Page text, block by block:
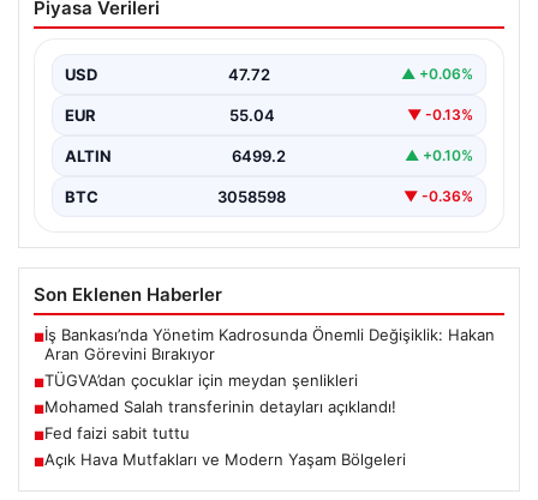
şenlikleri
Piyasa Verileri
USD 47.72 ▲ +0.06%
EUR 55.04 ▼ -0.13%
ALTIN 6499.2 ▲ +0.10%
BTC 3058598 ▼ -0.36%
Son Eklenen Haberler
■İş Bankası’nda Yönetim Kadrosunda Önemli Değişiklik: Hakan
Aran Görevini Bırakıyor
■TÜGVA’dan çocuklar için meydan şenlikleri
■Mohamed Salah transferinin detayları açıklandı!
■Fed faizi sabit tuttu
■Açık Hava Mutfakları ve Modern Yaşam Bölgeleri